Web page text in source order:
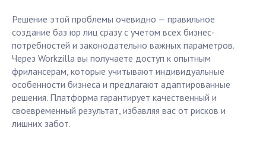
Решение этой проблемы очевидно — правильное
создание баз юр лиц сразу с учетом всех бизнес-
потребностей и законодательно важных параметров.
Через Workzilla вы получаете доступ к опытным
фрилансерам, которые учитывают индивидуальные
особенности бизнеса и предлагают адаптированные
решения. Платформа гарантирует качественный и
своевременный результат, избавляя вас от рисков и
лишних забот.